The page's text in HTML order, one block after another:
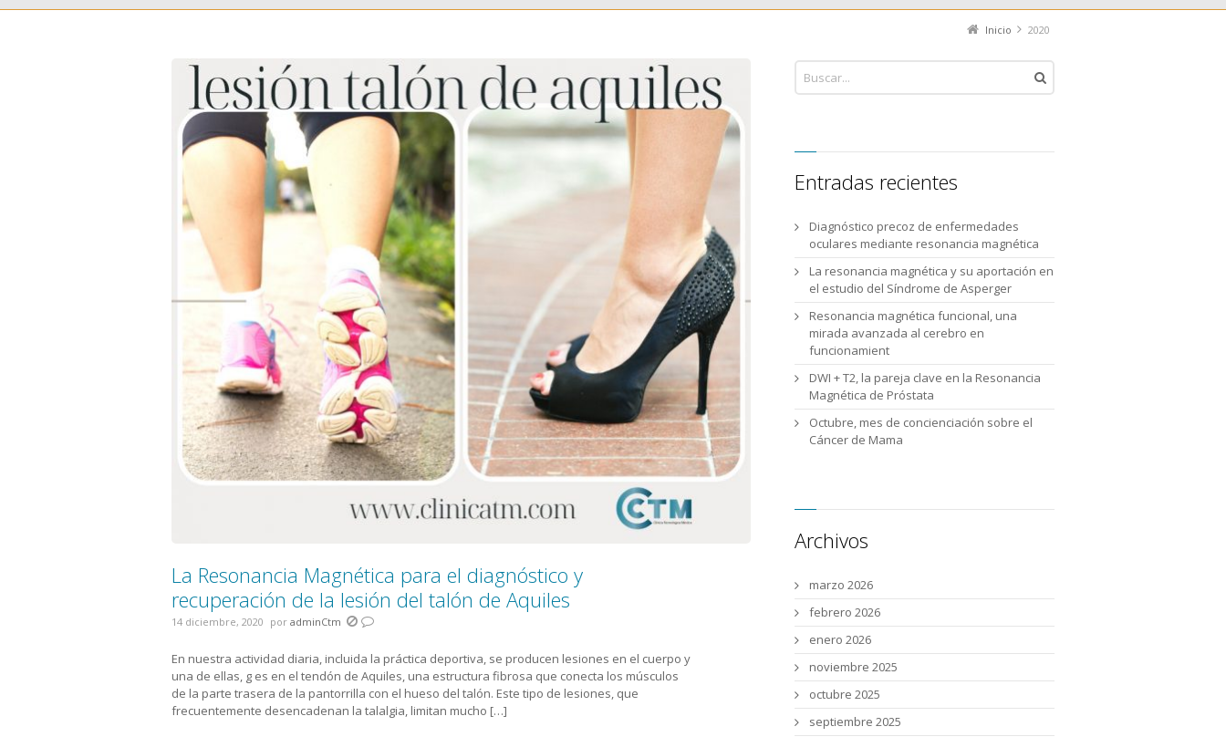
Inicio 2020
La Resonancia Magnética para el diagnóstico y
recuperación de la lesión del talón de Aquiles
14 diciembre, 2020 por adminCtm
En nuestra actividad diaria, incluida la práctica deportiva, se producen lesiones en el cuerpo y
una de ellas, g es en el tendón de Aquiles, una estructura fibrosa que conecta los músculos
de la parte trasera de la pantorrilla con el hueso del talón. Este tipo de lesiones, que
frecuentemente desencadenan la talalgia, limitan mucho […]
Entradas recientes
Diagnóstico precoz de enfermedades
oculares mediante resonancia magnética
La resonancia magnética y su aportación en
el estudio del Síndrome de Asperger
Resonancia magnética funcional, una
mirada avanzada al cerebro en
funcionamient
DWI + T2, la pareja clave en la Resonancia
Magnética de Próstata
Octubre, mes de concienciación sobre el
Cáncer de Mama
Archivos
marzo 2026
febrero 2026
enero 2026
noviembre 2025
octubre 2025
septiembre 2025